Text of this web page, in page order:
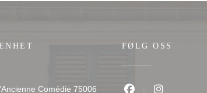
Comédie 75006
FØLG OSS